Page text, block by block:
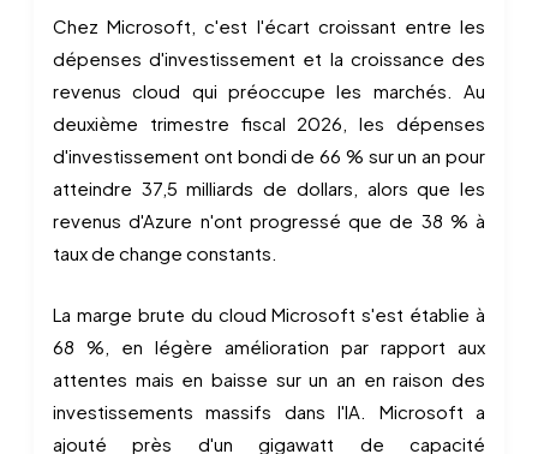
Chez Microsoft, c'est l'écart croissant entre les
dépenses d'investissement et la croissance des
revenus cloud qui préoccupe les marchés. Au
deuxième trimestre fiscal 2026, les dépenses
d'investissement ont bondi de 66 % sur un an pour
atteindre 37,5 milliards de dollars, alors que les
revenus d'Azure n'ont progressé que de 38 % à
taux de change constants.
La marge brute du cloud Microsoft s'est établie à
68 %, en légère amélioration par rapport aux
attentes mais en baisse sur un an en raison des
investissements massifs dans l'IA. Microsoft a
ajouté près d'un gigawatt de capacité